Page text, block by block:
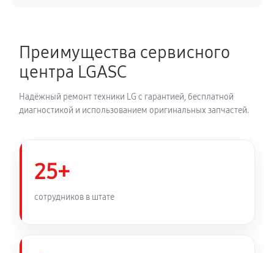
Устранение засора трубопровода
720 руб
Ремонт датчика морозильного отделения
Прочистка дренажной системы
Преимущества сервисного
центра LGASC
Надёжный ремонт техники LG с гарантией, бесплатной
диагностикой и использованием оригинальных запчастей.
25+
сотрудников в штате